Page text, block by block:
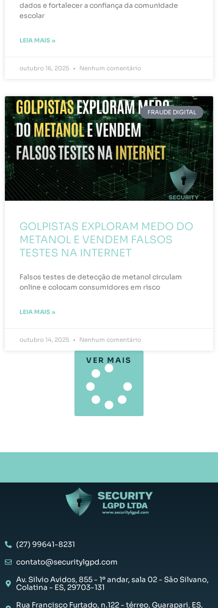
dados e fortalecer a confiança da comunidade
escolar
LEIA MAIS »
outubro 16, 2025 Nenhum comentário
FRAUDE DIGITAL
GOLPISTAS EXPLORAM MEDO DO
METANOL E VENDEM FALSOS
TESTES NA INTERNET
Falsos testes de detecção de metanol circulam
online e colocam consumidores em risco
LEIA MAIS »
outubro 14, 2025 Nenhum comentário
VER MAIS
(27) 99641-8231
contato@securitylgpd.com
Av. Silvio Avidos, 855 - 1º andar, sala 02 - São Silvano,
Colatina - ES, 29703-131
Rua Francisco Furtado, n.122 - térreo, Guarapari, ES,